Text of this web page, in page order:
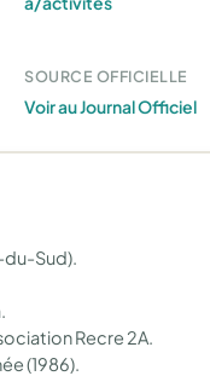
SOURCE OFFICIELLE
Voir au Journal Officiel
du-Sud).
Recre 2A.
(1986).